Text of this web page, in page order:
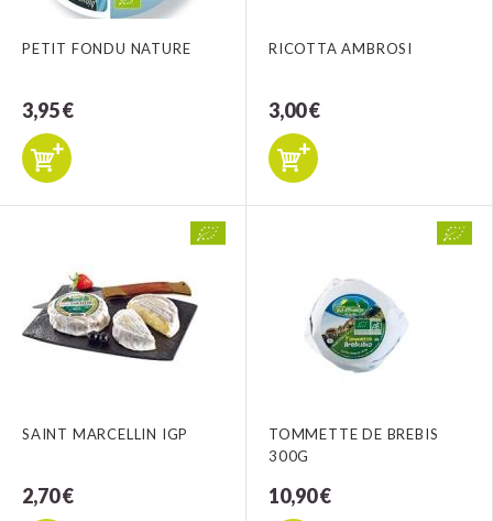
PETIT FONDU NATURE
3,95 €
RICOTTA AMBROSI
3,00 €
SAINT MARCELLIN IGP
2,70 €
TOMMETTE DE BREBIS
300G
10,90 €